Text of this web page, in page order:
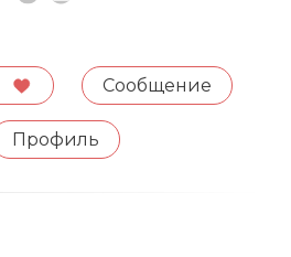
Сообщение
Профиль